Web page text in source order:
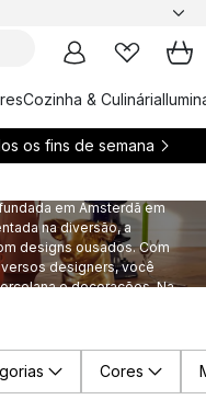
Cozinha & Culinária
os fins de semana
em Amsterdã em
na diversão, a
designs ousados. Com
designers, você
e decorações. Na
Cores